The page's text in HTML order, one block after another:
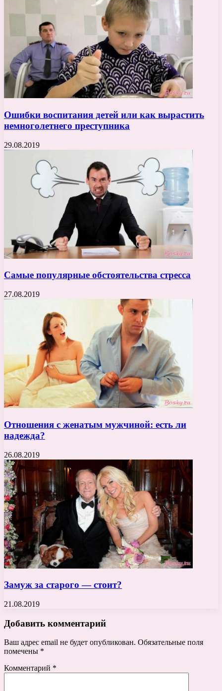
Ошибки воспитания детей или как вырастить
немноголетнего преступника
29.08.2019
Самые популярные обстоятельства стресса
27.08.2019
Отношения с женатым мужчиной: есть ли
надежда?
26.08.2019
Замуж за старого — стоит?
21.08.2019
Добавить комментарий
Ваш адрес email не будет опубликован. Обязательные поля
помечены *
Комментарий *